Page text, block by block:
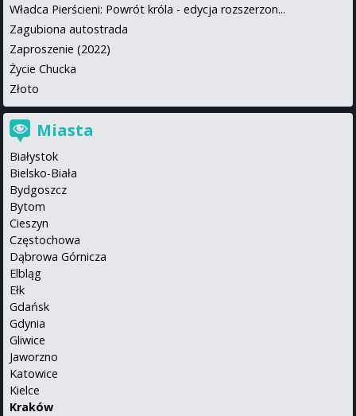
Władca Pierścieni: Powrót króla - edycja rozszerzon...
Zagubiona autostrada
Zaproszenie (2022)
Życie Chucka
Złoto
Miasta
Białystok
Bielsko-Biała
Bydgoszcz
Bytom
Cieszyn
Częstochowa
Dąbrowa Górnicza
Elbląg
Ełk
Gdańsk
Gdynia
Gliwice
Jaworzno
Katowice
Kielce
Kraków